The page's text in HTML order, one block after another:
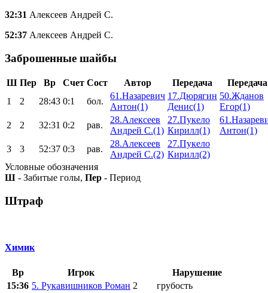
32:31 Алексеев Андрей С.
52:37 Алексеев Андрей С.
Заброшенные шайбы
Ш Пер Вр Счет Сост Автор Передача
Передача
1
2 28:43 0:1 бол.
61.Назаревич
Антон(1)
17.Дюрягин
Денис(1)
50.Жданов
Егор(1)
2
2 32:31 0:2 рав.
28.Алексеев
Андрей С.(1)
27.Пукело
Кирилл(1)
Антон(1)
3
3 52:37 0:3 рав.
28.Алексеев
Андрей С.(2)
27.Пукело
Кирилл(2)
Условные обозначения
Ш - Забитые голы, Пер - Период
Штраф
Химик
Вр Игрок
Нарушение
15:36 5. Рукавишников Роман 2
грубость